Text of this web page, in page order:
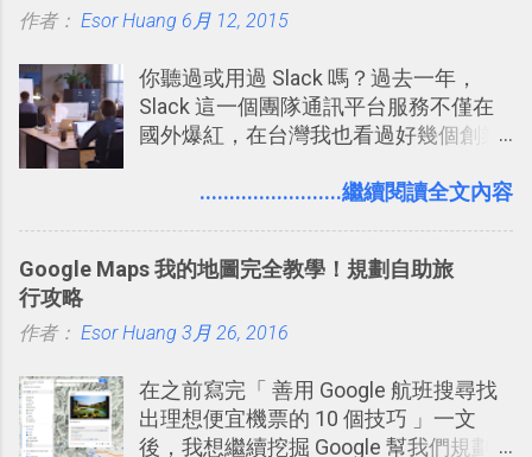
作者： Esor Huang 6月 12, 2015
你聽過或用過 Slack 嗎？過去一年，
Slack 這一個團隊通訊平台服務不僅在
國外爆紅，在台灣我也看過好幾個創業
理，到底 Slack 有什麼魅力？它是不是
有機會在一個專案合作中使用了 Slack
點： 1. 「 很有趣 」： Slack 裡擁有跟
聊天打屁、傳送有趣影音圖文的功能。
2. 「 有效率 」：但是 Slack 的頻道、群
組機制讓茶水間的聊天，不會干擾工作
........................繼續閱讀全文內容
Google Maps 我的地圖完全教學！規劃自助旅
行攻略
作者： Esor Huang 3月 26, 2016
在之前寫完「 善用 Google 航班搜尋找
出理想便宜機票的 10 個技巧 」一文
後，我想繼續挖掘 Google 幫我們規劃